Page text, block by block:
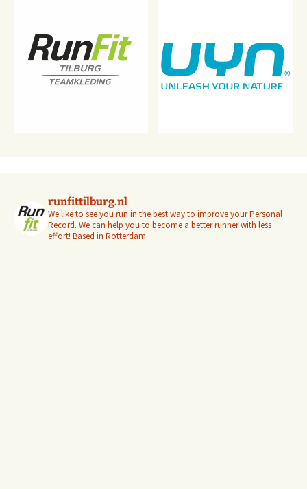
runfittilburg.nl
We like to see you run in the best way to improve your Personal
Record. We can help you to become a better runner with less
effort! Based in Rotterdam